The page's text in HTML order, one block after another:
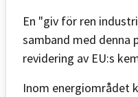
En "giv för ren
samband med denna
revidering av EU:s
Inom energiområdet